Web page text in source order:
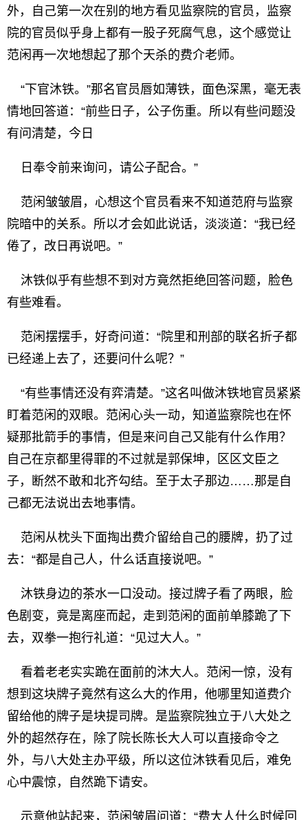
外，自己第一次在别的地方看见监察院的官员，监察
院的官员似乎身上都有一股子死腐气息，这个感觉让
范闲再一次地想起了那个天杀的费介老师。
“下官沐铁。”那名官员唇如薄铁，面色深黑，毫无表
情地回答道：“前些日子，公子伤重。所以有些问题没
有问清楚，今日
日奉令前来询问，请公子配合。”
范闲皱皱眉，心想这个官员看来不知道范府与监察
院暗中的关系。所以才会如此说话，淡淡道：“我已经
倦了，改日再说吧。”
沐铁似乎有些想不到对方竟然拒绝回答问题，脸色
有些难看。
范闲摆摆手，好奇问道：“院里和刑部的联名折子都
已经递上去了，还要问什么呢？”
“有些事情还没有弈清楚。”这名叫做沐铁地官员紧紧
盯着范闲的双眼。范闲心头一动，知道监察院也在怀
疑那批箭手的事情，但是来问自己又能有什么作用？
自己在京都里得罪的不过就是郭保坤，区区文臣之
子，断然不敢和北齐勾结。至于太子那边……那是自
己都无法说出去地事情。
范闲从枕头下面掏出费介留给自己的腰牌，扔了过
去：“都是自己人，什么话直接说吧。”
沐铁身边的茶水一口没动。接过牌子看了两眼，脸
色剧变，竟是离座而起，走到范闲的面前单膝跪了下
去，双拳一抱行礼道：“见过大人。”
看着老老实实跪在面前的沐大人。范闲一惊，没有
想到这块牌子竟然有这么大的作用，他哪里知道费介
留给他的牌子是块提司牌。是监察院独立于八大处之
外的超然存在，除了院长陈长大人可以直接命令之
外，与八大处主办平级，所以这位沐铁看见后，难免
心中震惊，自然跪下请安。
示意他站起来，范闲皱眉问道：“费大人什么时候回